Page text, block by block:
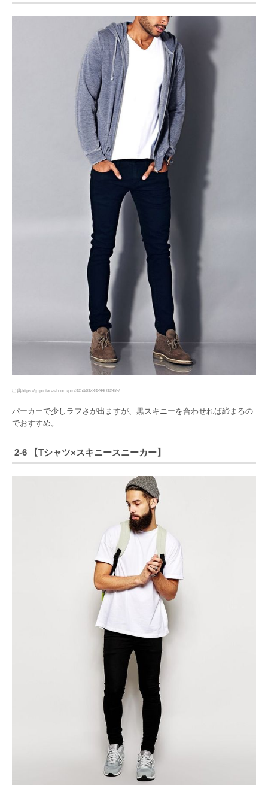
出典https://jp.pinterest.com/pin/345440233899604969/
パーカーで少しラフさが出ますが、黒スキニーを合わせれば締まるの
でおすすめ。
2-6 【Tシャツ×スキニースニーカー】